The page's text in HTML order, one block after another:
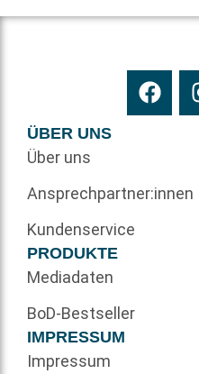
ÜBER UNS
Über uns
Ansprechpartner:innen
Kundenservice
PRODUKTE
Mediadaten
BoD-Bestseller
IMPRESSUM
Impressum